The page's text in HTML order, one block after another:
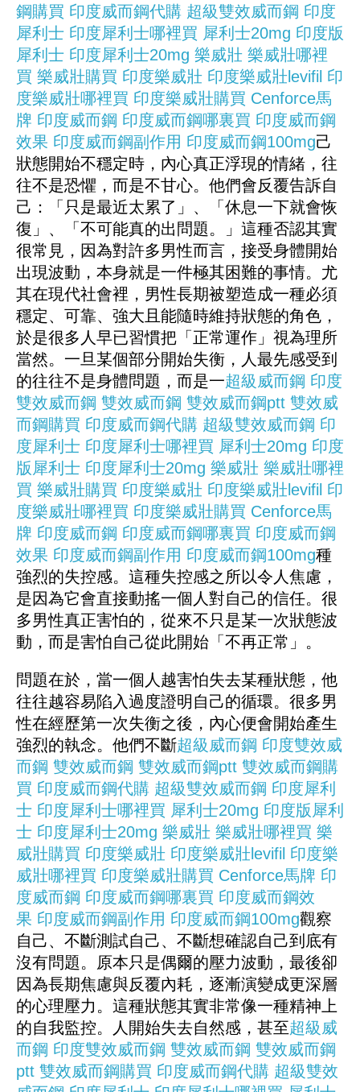
鋼購買 印度威而鋼代購 超級雙效威而鋼 印度
犀利士 印度犀利士哪裡買 犀利士20mg 印度版
犀利士 印度犀利士20mg 樂威壯 樂威壯哪裡
買 樂威壯購買 印度樂威壯 印度樂威壯levifil 印
度樂威壯哪裡買 印度樂威壯購買 Cenforce馬
牌 印度威而鋼 印度威而鋼哪裏買 印度威而鋼
效果 印度威而鋼副作用 印度威而鋼100mg己
狀態開始不穩定時，內心真正浮現的情緒，往
往不是恐懼，而是不甘心。他們會反覆告訴自
己：「只是最近太累了」、「休息一下就會恢
復」、「不可能真的出問題。」這種否認其實
很常見，因為對許多男性而言，接受身體開始
出現波動，本身就是一件極其困難的事情。尤
其在現代社會裡，男性長期被塑造成一種必須
穩定、可靠、強大且能隨時維持狀態的角色，
於是很多人早已習慣把「正常運作」視為理所
當然。一旦某個部分開始失衡，人最先感受到
的往往不是身體問題，而是一超級威而鋼 印度
雙效威而鋼 雙效威而鋼 雙效威而鋼ptt 雙效威
而鋼購買 印度威而鋼代購 超級雙效威而鋼 印
度犀利士 印度犀利士哪裡買 犀利士20mg 印度
版犀利士 印度犀利士20mg 樂威壯 樂威壯哪裡
買 樂威壯購買 印度樂威壯 印度樂威壯levifil 印
度樂威壯哪裡買 印度樂威壯購買 Cenforce馬
牌 印度威而鋼 印度威而鋼哪裏買 印度威而鋼
效果 印度威而鋼副作用 印度威而鋼100mg種
強烈的失控感。這種失控感之所以令人焦慮，
是因為它會直接動搖一個人對自己的信任。很
多男性真正害怕的，從來不只是某一次狀態波
動，而是害怕自己從此開始「不再正常」。
問題在於，當一個人越害怕失去某種狀態，他
往往越容易陷入過度證明自己的循環。很多男
性在經歷第一次失衡之後，內心便會開始產生
強烈的執念。他們不斷超級威而鋼 印度雙效威
而鋼 雙效威而鋼 雙效威而鋼ptt 雙效威而鋼購
買 印度威而鋼代購 超級雙效威而鋼 印度犀利
士 印度犀利士哪裡買 犀利士20mg 印度版犀利
士 印度犀利士20mg 樂威壯 樂威壯哪裡買 樂
威壯購買 印度樂威壯 印度樂威壯levifil 印度樂
威壯哪裡買 印度樂威壯購買 Cenforce馬牌 印
度威而鋼 印度威而鋼哪裏買 印度威而鋼效
果 印度威而鋼副作用 印度威而鋼100mg觀察
自己、不斷測試自己、不斷想確認自己到底有
沒有問題。原本只是偶爾的壓力波動，最後卻
因為長期焦慮與反覆內耗，逐漸演變成更深層
的心理壓力。這種狀態其實非常像一種精神上
的自我監控。人開始失去自然感，甚至超級威
而鋼 印度雙效威而鋼 雙效威而鋼 雙效威而鋼
ptt 雙效威而鋼購買 印度威而鋼代購 超級雙效